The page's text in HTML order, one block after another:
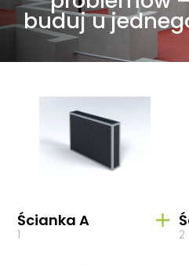
buduj u
Ścianka A
1 2